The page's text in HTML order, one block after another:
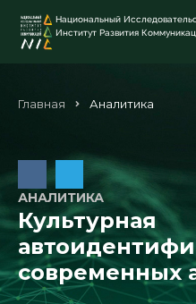
Национальный
Институт Развития
Главная Аналитика
АНАЛИТИКА
Культурная
современных